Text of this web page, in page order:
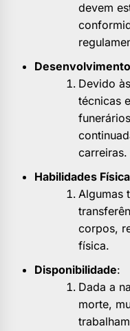
devem
Devido
técnicas
carreiras.
Habilidades
Algumas
corpos,
física.
Disponibilidade:
Dada a
morte,